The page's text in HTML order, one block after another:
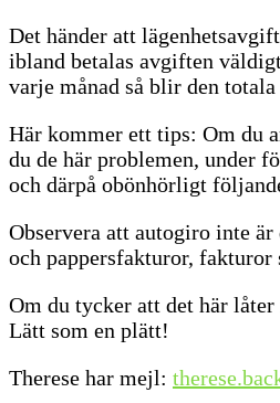
Det händer att
ibland betalas avgiften
varje månad så blir den
Här kommer ett tips: Om du
du de här problemen, under
och därpå obönhörligt
Observera att autogiro inte
och pappersfakturor,
Om du tycker att det här
Lätt som en plätt!
Therese har mejl: